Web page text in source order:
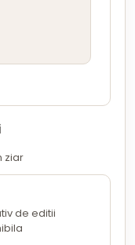
ziar
de editii